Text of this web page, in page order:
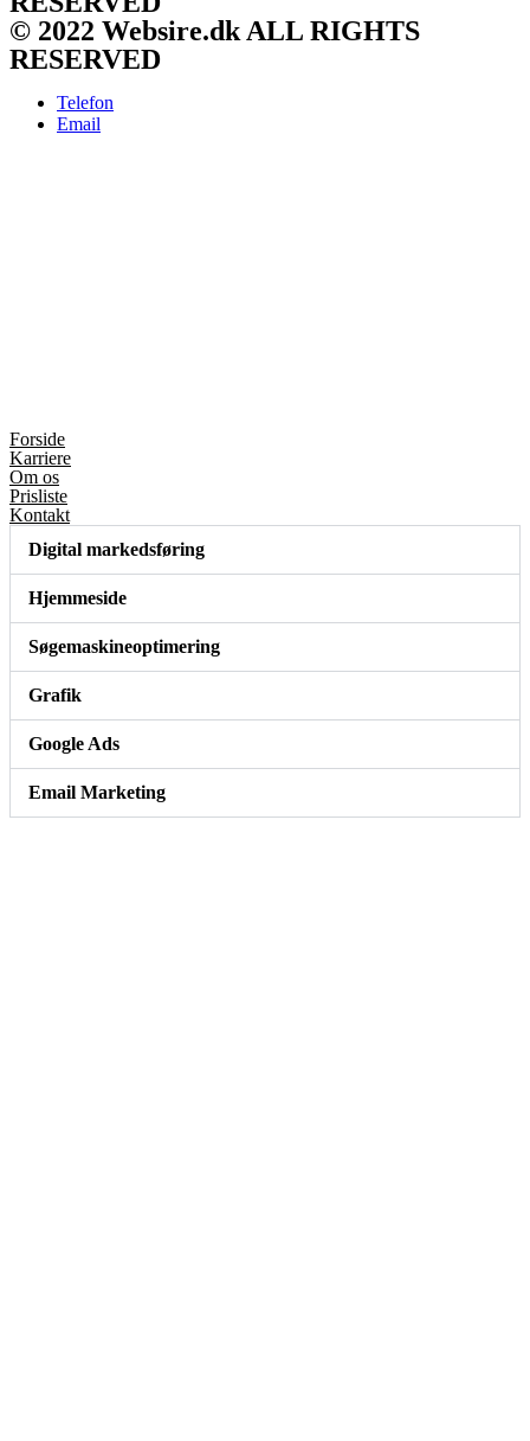
© 2022 Websire.dk ALL RIGHTS
RESERVED
Telefon
Email
Forside
Karriere
Om os
Prisliste
Kontakt
Digital markedsføring
Hjemmeside
Søgemaskineoptimering
Grafik
Google Ads
Email Marketing